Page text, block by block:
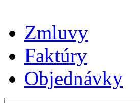
Zmluvy
Faktúry
Objednávky